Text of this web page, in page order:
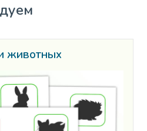
животных